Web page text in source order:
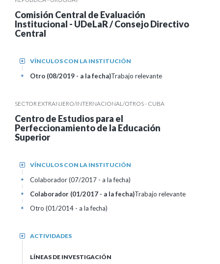
Comisión Central de Evaluación
Institucional - UDeLaR / Consejo Directivo
Central
VÍNCULOS CON LA INSTITUCIÓN
+
Otro (08/2019 - a la fecha)Trabajo relevante
+
SECTOR EXTRANJERO/INTERNACIONAL/OTROS - CUBA
Centro de Estudios para el
Perfeccionamiento de la Educación
Superior
VÍNCULOS CON LA INSTITUCIÓN
+
Colaborador (07/2017 - a la fecha)
+
Colaborador (01/2017 - a la fecha)Trabajo relevante
+
Otro (01/2014 - a la fecha)
+
ACTIVIDADES
+
LÍNEAS DE INVESTIGACIÓN